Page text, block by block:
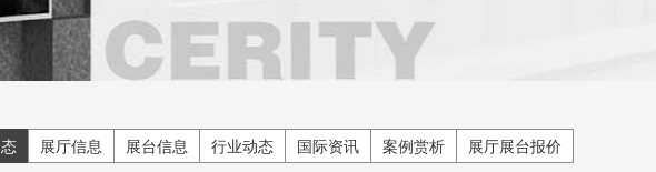
展厅信息 展台信息 行业动态 国际资讯 案例赏析 展厅展台报价